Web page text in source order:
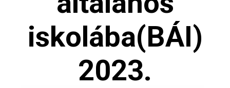
iskolába(BÁI)
2023.